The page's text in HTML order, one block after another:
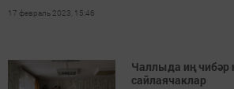
17 февраль 2023, 15:46
Чаллыда иң чибәр
сайлаячаклар